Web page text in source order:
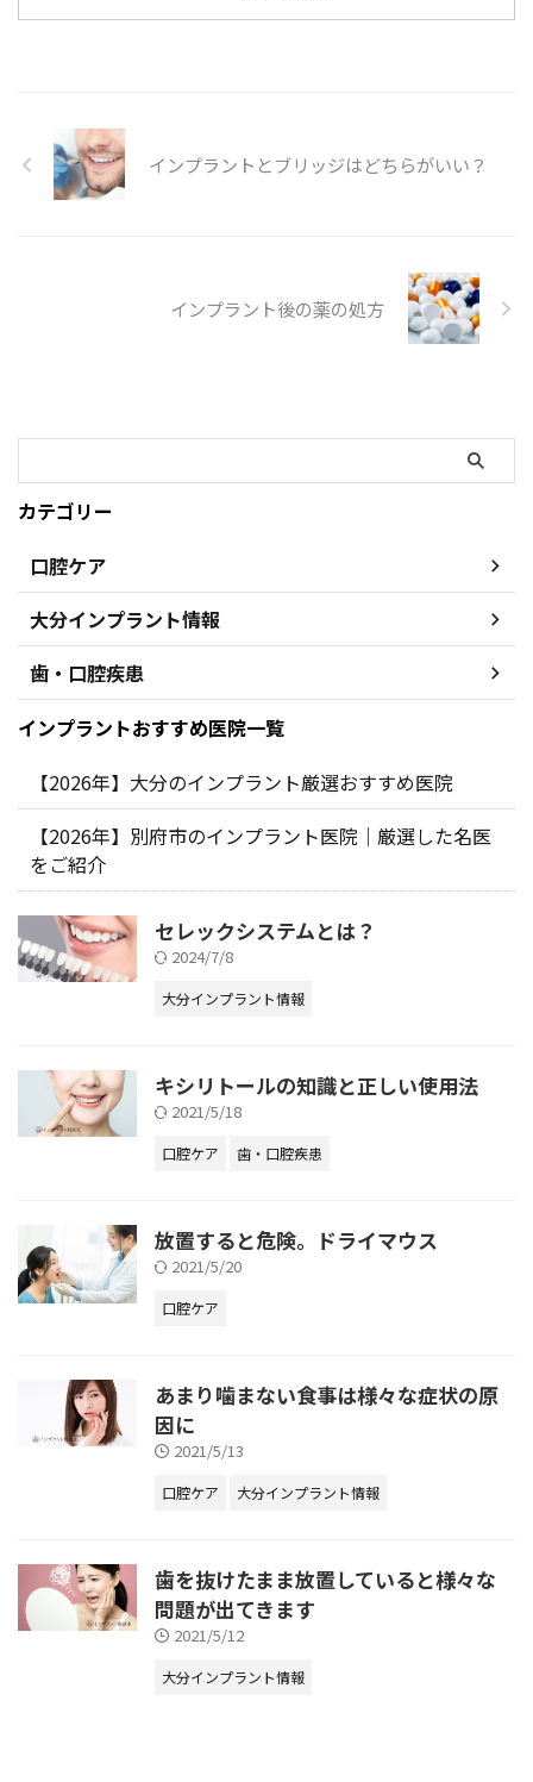
ら侵入することで発生します。急
性の場合は、唾液腺に痛みや腫れ
が生じ、唾液が出る管の「導管」
の開口部分から膿がでたりしま
インプラントとブリッジはどちらがいい？
インプラント後の薬の処方
カテゴリー
口腔ケア
大分インプラント情報
歯・口腔疾患
インプラントおすすめ医院一覧
【2026年】大分のインプラント厳選おすすめ医院
【2026年】別府市のインプラント医院｜厳選した名医
をご紹介
セレックシステムとは？
2024/7/8
大分インプラント情報
キシリトールの知識と正しい使用法
2021/5/18
口腔ケア 歯・口腔疾患
放置すると危険。ドライマウス
2021/5/20
口腔ケア
あまり噛まない食事は様々な症状の原
因に
2021/5/13
口腔ケア 大分インプラント情報
歯を抜けたまま放置していると様々な
問題が出てきます
2021/5/12
大分インプラント情報